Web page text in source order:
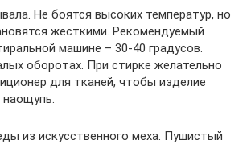
Не боятся высоких температур, но
жесткими. Рекомендуемый
машине – 30-40 градусов.
оборотах. При стирке желательно
для тканей, чтобы изделие
из искусственного меха. Пушистый